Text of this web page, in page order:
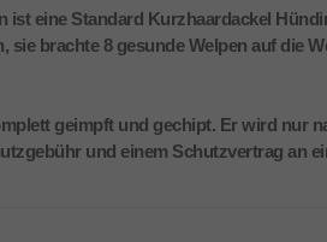
ist eine Standard Kurzhaardackel
sie brachte 8 gesunde Welpen auf die
geimpft und gechipt. Er wird nur
und einem Schutzvertrag an